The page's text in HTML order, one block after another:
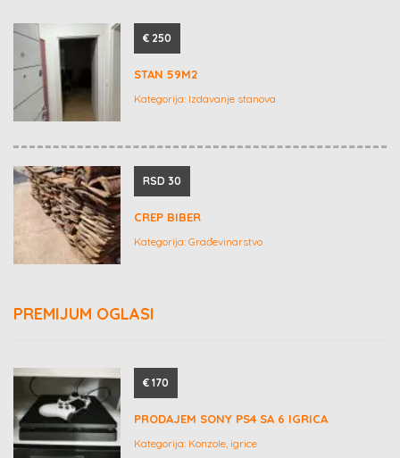
€ 250
STAN 59M2
Kategorija: Izdavanje stanova
RSD 30
CREP BIBER
Kategorija: Građevinarstvo
PREMIJUM OGLASI
€ 170
PRODAJEM SONY PS4 SA 6 IGRICA
Kategorija: Konzole, igrice